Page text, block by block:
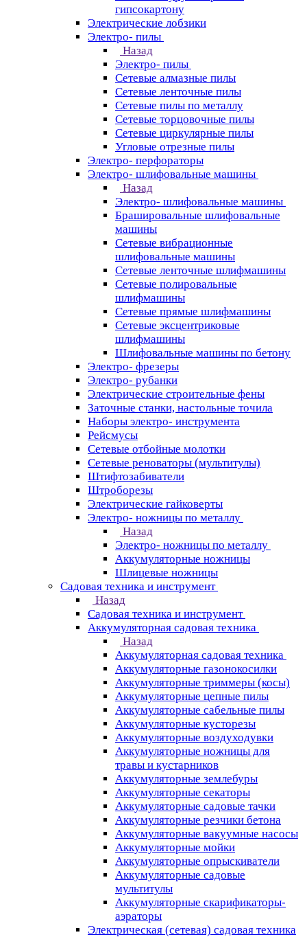
гипсокартону
Электрические лобзики
Электро- пилы
Назад
Электро- пилы
Сетевые алмазные пилы
Сетевые ленточные пилы
Сетевые пилы по металлу
Сетевые торцовочные пилы
Сетевые циркулярные пилы
Угловые отрезные пилы
Электро- перфораторы
Электро- шлифовальные машины
Назад
Электро- шлифовальные машины
Брашировальные шлифовальные
машины
Сетевые вибрационные
шлифовальные машины
Сетевые ленточные шлифмашины
Сетевые полировальные
шлифмашины
Сетевые прямые шлифмашины
Сетевые эксцентриковые
шлифмашины
Шлифовальные машины по бетону
Электро- фрезеры
Электро- рубанки
Электрические строительные фены
Заточные станки, настольные точила
Наборы электро- инструмента
Рейсмусы
Сетевые отбойные молотки
Сетевые реноваторы (мультитулы)
Штифтозабиватели
Штроборезы
Электрические гайковерты
Электро- ножницы по металлу
Назад
Электро- ножницы по металлу
Аккумуляторные ножницы
Шлицевые ножницы
Cадовая техника и инструмент
Назад
Cадовая техника и инструмент
Аккумуляторная садовая техника
Назад
Аккумуляторная садовая техника
Аккумуляторные газонокосилки
Аккумуляторные триммеры (косы)
Аккумуляторные цепные пилы
Аккумуляторные сабельные пилы
Аккумуляторные кусторезы
Аккумуляторные воздуходувки
Аккумуляторные ножницы для
травы и кустарников
Аккумуляторные землебуры
Аккумуляторные секаторы
Аккумуляторные садовые тачки
Аккумуляторные резчики бетона
Аккумуляторные вакуумные насосы
Аккумуляторные мойки
Аккумуляторные опрыскиватели
Аккумуляторные садовые
мультитулы
Аккумуляторные скарификаторы-
аэраторы
Электрическая (сетевая) садовая техника